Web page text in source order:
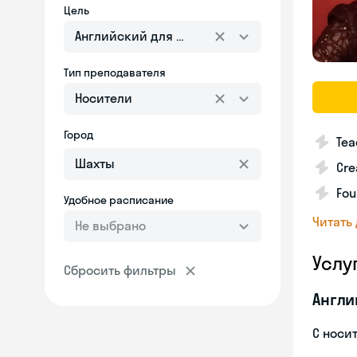
Цель
Английский для взрослых
Тип преподавателя
Носители
Город
Удобное расписание
Не выбрано
Сбросить фильтры
С